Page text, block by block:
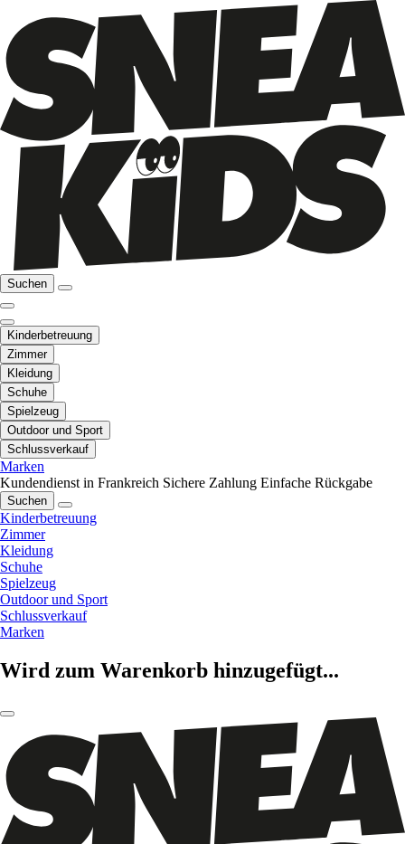
Suchen
Kinderbetreuung
Zimmer
Kleidung
Schuhe
Spielzeug
Outdoor und Sport
Schlussverkauf
Marken
Kundendienst in Frankreich Sichere Zahlung Einfache Rückgabe
Suchen
Kinderbetreuung
Zimmer
Kleidung
Schuhe
Spielzeug
Outdoor und Sport
Schlussverkauf
Marken
Wird zum Warenkorb hinzugefügt...